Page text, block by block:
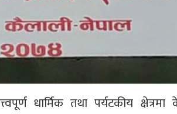
धार्मिक तथा पर्यटकीय